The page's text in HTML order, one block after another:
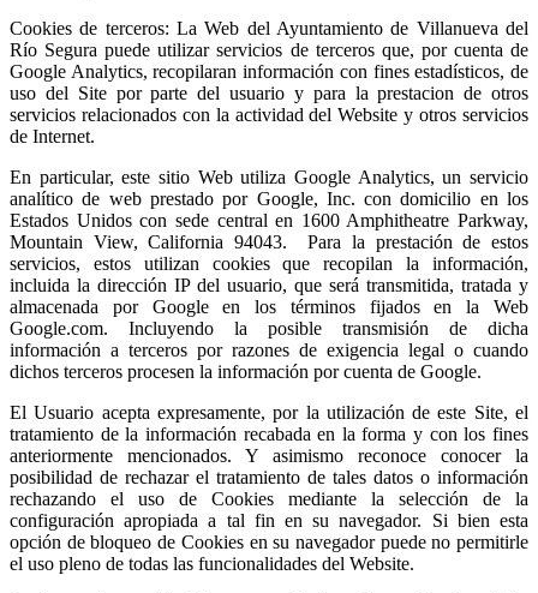
Cookies de terceros: La Web del Ayuntamiento de Villanueva del
Río Segura puede utilizar servicios de terceros que, por cuenta de
Google Analytics, recopilaran información con fines estadísticos, de
uso del Site por parte del usuario y para la prestacion de otros
servicios relacionados con la actividad del Website y otros servicios
de Internet.
En particular, este sitio Web utiliza Google Analytics, un servicio
analítico de web prestado por Google, Inc. con domicilio en los
Estados Unidos con sede central en 1600 Amphitheatre Parkway,
Mountain View, California 94043. Para la prestación de estos
servicios, estos utilizan cookies que recopilan la información,
incluida la dirección IP del usuario, que será transmitida, tratada y
almacenada por Google en los términos fijados en la Web
Google.com. Incluyendo la posible transmisión de dicha
información a terceros por razones de exigencia legal o cuando
dichos terceros procesen la información por cuenta de Google.
El Usuario acepta expresamente, por la utilización de este Site, el
tratamiento de la información recabada en la forma y con los fines
anteriormente mencionados. Y asimismo reconoce conocer la
posibilidad de rechazar el tratamiento de tales datos o información
rechazando el uso de Cookies mediante la selección de la
configuración apropiada a tal fin en su navegador. Si bien esta
opción de bloqueo de Cookies en su navegador puede no permitirle
el uso pleno de todas las funcionalidades del Website.